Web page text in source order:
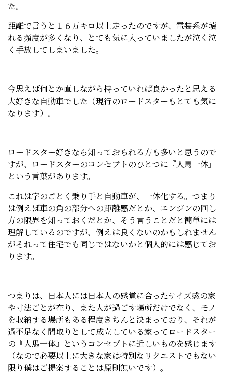
た。
距離で言うと１６万キロ以上走ったのですが、電装系が壊
れる頻度が多くなり、とても気に入っていましたが泣く泣
く手放してしまいました。
今思えば何とか直しながら持っていれば良かったと思える
大好きな自動車でした（現行のロードスターもとても気に
なります）。
ロードスター好きなら知っておられる方も多いと思うので
すが、ロードスターのコンセプトのひとつに『人馬一体』
という言葉があります。
これは字のごとく乗り手と自動車が、一体化する。つまり
は例えば車の角の部分への距離感だとか、エンジンの回し
方の限界を知っておくだとか、そう言うことだと簡単には
理解しているのですが、例えは良くないのかもしれません
がそれって住宅でも同じではないかと個人的には感じてお
ります。
つまりは、日本人には日本人の感覚に合ったサイズ感の家
や寸法ごとが在り、また人が過ごす場所だけでなく、モノ
を収納する場所もある程度きちんと決まっており、それが
過不足なく間取りとして成立している家ってロードスター
の『人馬一体』というコンセプトに近しいものを感じます
（なので必要以上に大きな家は特別なリクエストでもない
限り僕はご提案することは原則無いです）。